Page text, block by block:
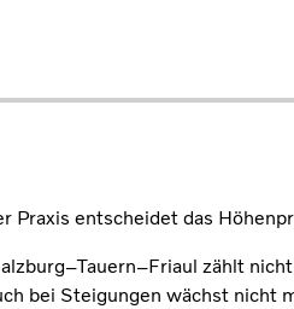
Praxis entscheidet das
zählt
bei Steigungen wächst nicht